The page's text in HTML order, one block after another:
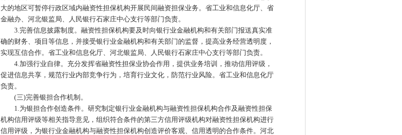
大的地区可暂停行政区域内融资性担保机构开展民间融资担保业务。省工业和信息化厅、省
金融办、河北银监局、人民银行石家庄中心支行等部门负责。
3.完善信息披露制度。融资性担保机构要及时向银行业金融机构和有关部门报送真实准
确的财务、项目等信息，并接受银行业金融机构和有关部门的监督，提高业务经营透明度，
实现互信合作。省工业和信息化厅、河北银监局、人民银行石家庄中心支行等部门负责。
4.加强行业自律。充分发挥省融资性担保业协会作用，提供业务培训，推动信用评级，
促进信息共享，规范行业内部竞争行为，培育行业文化，防范行业风险。省工业和信息化厅
负责。
(三)完善银担合作机制。
1.为银担合作创造条件。研究制定银行业金融机构与融资性担保机构合作及融资性担保
机构信用评级等相关指导意见，组织符合条件的第三方信用评级机构对融资性担保机构进行
信用评级，为银行业金融机构与融资性担保机构创造评价客观、信用透明的合作条件。河北